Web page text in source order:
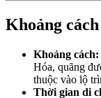
Khoảng
Khoảng cách:
Hóa, quãng
thuộc vào lộ
Thời gian di